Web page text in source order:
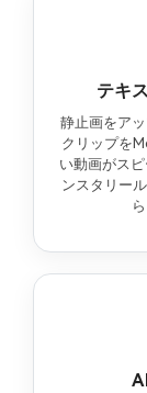
テキ
静止画をア
クリップを
い動画がス
ンスタリー